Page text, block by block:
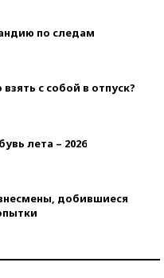
по следам
с собой в отпуск?
лета – 2026
добившиеся